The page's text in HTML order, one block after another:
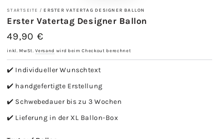
STARTSEITE / ERSTER VATERTAG DESIGNER BALLON
Erster Vatertag Designer Ballon
Regulärer
49,90 €
inkl. MwSt.Versand wird beim Checkout berechnet
✔️ Individueller Wunschtext
✔️ handgefertigte Erstellung
✔️ Schwebedauer bis zu 3 Wochen
✔️ Lieferung in der XL Ballon-Box